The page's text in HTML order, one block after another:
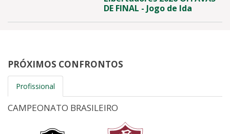
DE FINAL - Jogo de Ida
PRÓXIMOS CONFRONTOS
Profissional
CAMPEONATO BRASILEIRO